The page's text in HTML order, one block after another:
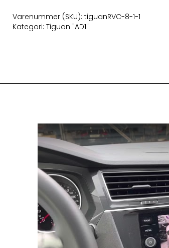
High
antal
Varenummer (SKU): tiguanRVC-8-1-1
Kategori: Tiguan "AD1"